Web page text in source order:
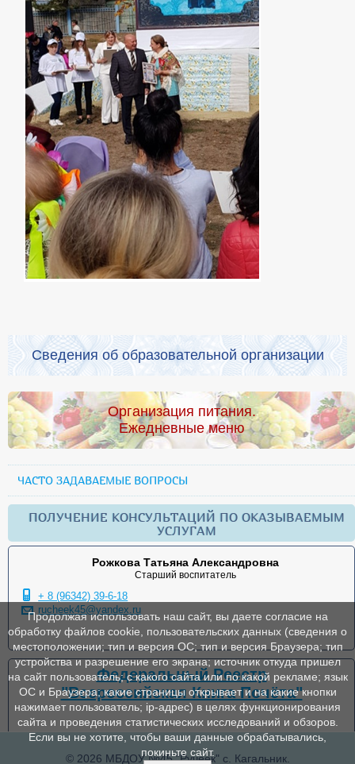
Сведения об образовательной организации
Организация питания.
Ежедневные меню
ЧАСТО ЗАДАВАЕМЫЕ ВОПРОСЫ
ПОЛУЧЕНИЕ КОНСУЛЬТАЦИЙ ПО ОКАЗЫВАЕМЫМ
УСЛУГАМ
Рожкова Татьяна Александровна
Старший воспитатель
+ 8 (96342) 39-6-18
rucheek45@yandex.ru
Федеральный Реестр
"Всероссийская Книга Почёта"
© 2026 МБДОУ №45 "Ручеек" с. Кагальник.
Продолжая использовать наш сайт, вы даете согласие на
обработку файлов cookie, пользовательских данных (сведения о
местоположении; тип и версия ОС; тип и версия Браузера; тип
устройства и разрешение его экрана; источник откуда пришел
на сайт пользователь; с какого сайта или по какой рекламе; язык
ОС и Браузера; какие страницы открывает и на какие кнопки
нажимает пользователь; ip-адрес) в целях функционирования
сайта и проведения статистических исследований и обзоров.
Если вы не хотите, чтобы ваши данные обрабатывались,
покиньте сайт.